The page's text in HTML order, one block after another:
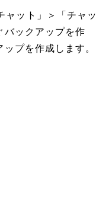
ャット」＞「チャッ
バックアップを作
プを作成します。